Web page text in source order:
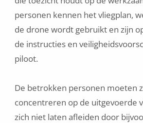
personen kennen het vliegplan,
de drone wordt gebruikt en zijn
de instructies en
piloot.
De betrokken personen moeten
concentreren op de uitgevoerde
zich niet laten afleiden door